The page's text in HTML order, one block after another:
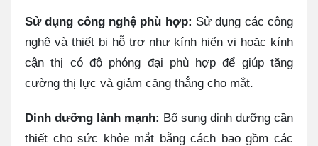
Sử dụng công nghệ phù hợp: Sử dụng các công
nghệ và thiết bị hỗ trợ như kính hiển vi hoặc kính
cận thị có độ phóng đại phù hợp để giúp tăng
cường thị lực và giảm căng thẳng cho mắt.
Dinh dưỡng lành mạnh: Bổ sung dinh dưỡng cần
thiết cho sức khỏe mắt bằng cách bao gồm các